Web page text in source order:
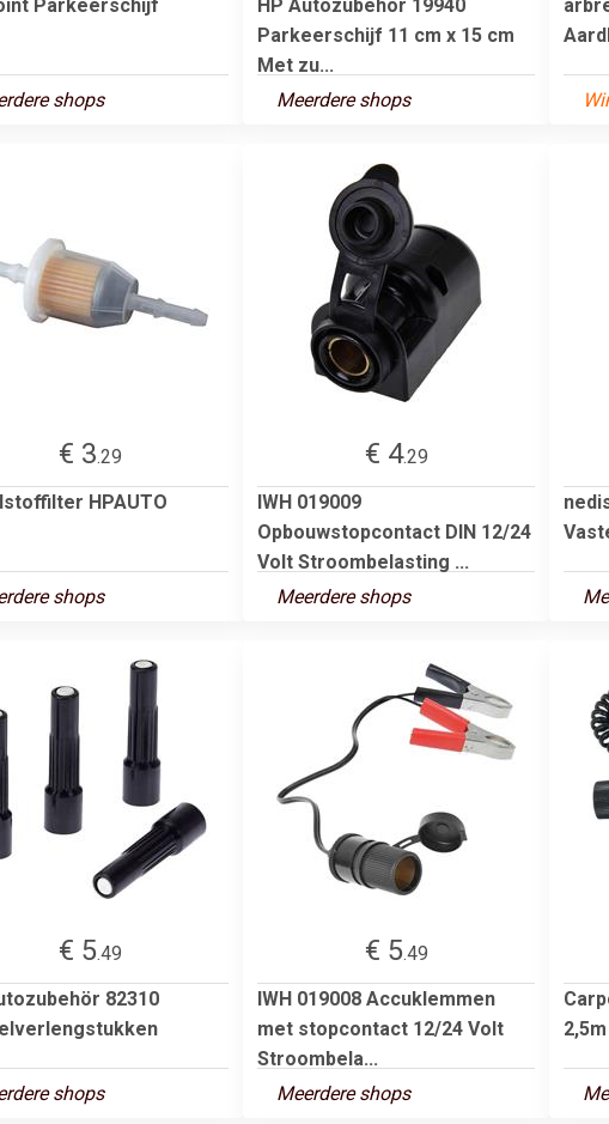
Parkeerschijf
shops
HP Autozubehör 19940
Parkeerschijf 11 cm x 15 cm
Met zu...
Meerdere shops
€ 3.29
HPAUTO
shops
€ 4.29
IWH 019009
Opbouwstopcontact DIN 12/24
Volt Stroombelasting ...
Meerdere shops
€ 5.49
82310
shops
€ 5.49
IWH 019008 Accuklemmen
met stopcontact 12/24 Volt
Stroombela...
Meerdere shops